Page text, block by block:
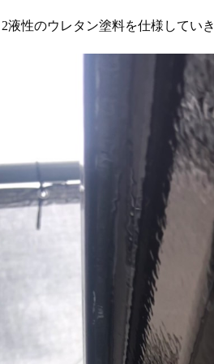
液性のウレタン塗料を仕様してい